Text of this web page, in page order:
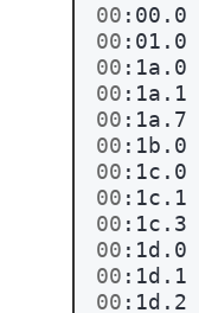
00 :00.0
00 :01.0
00 :1a.0
00 :1a.1
00 :1a.7
00 :1b.0
00 :1c.0
00 :1c.1
00 :1c.3
00 :1d.0
00 :1d.1
00 :1d.2